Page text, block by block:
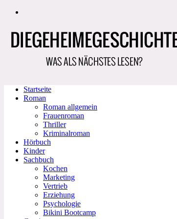
Zum
Startseite
Roman
Roman allgemein
Frauenroman
Thriller
Kriminalroman
Hörbuch
Kinder
Sachbuch
Kochen
Marketing
Vertrieb
Erziehung
Psychologie
Bikini Bootcamp